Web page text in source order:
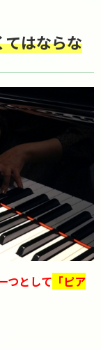
てはならな
つとして 「ピア